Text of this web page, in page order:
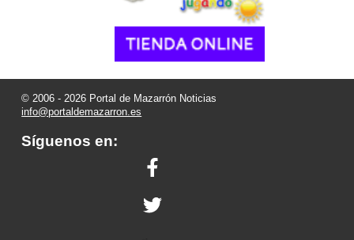
© 2006 - 2026 Portal de Mazarrón Noticias
info@portaldemazarron.es
Síguenos en: